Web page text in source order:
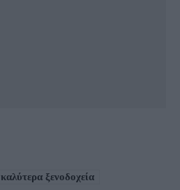
καλύτερα ξενοδοχεία